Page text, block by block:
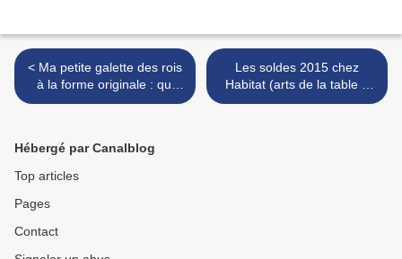
< Ma petite galette des rois
à la forme originale : qui
sera le roi ?
Les soldes 2015 chez
Habitat (arts de la table +
déco de Noël) >
Hébergé par Canalblog
Top articles
Pages
Contact